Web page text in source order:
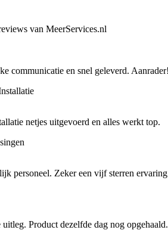
van MeerServices.nl
communicatie en snel geleverd. Aanrader!
netjes uitgevoerd en alles werkt top.
personeel. Zeker een vijf sterren
Product dezelfde dag nog opgehaald.